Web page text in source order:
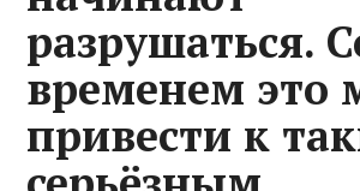
разрушаться.
временем это
привести к